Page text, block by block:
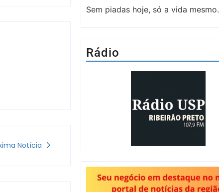
Notícia
Sem piadas hoje, só a vida mesmo.
Rádio